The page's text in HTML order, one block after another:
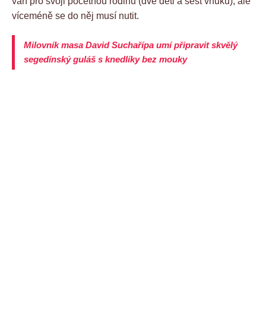
víceméně se do něj musí nutit.
Milovník masa David Suchařípa umí připravit skvělý
segedínský guláš s knedlíky bez mouky